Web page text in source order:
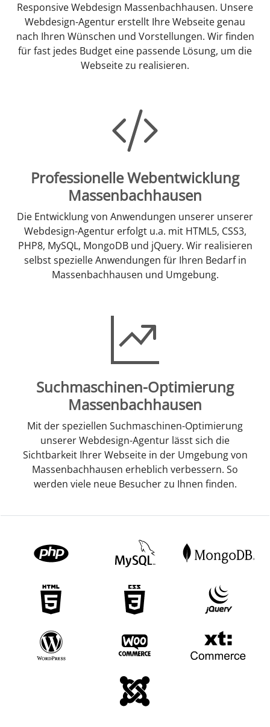
Responsive Webdesign Massenbachhausen. Unsere
Webdesign-Agentur erstellt Ihre Webseite genau
nach Ihren Wünschen und Vorstellungen. Wir finden
für fast jedes Budget eine passende Lösung, um die
Webseite zu realisieren.
Professionelle Webentwicklung
Massenbachhausen
Die Entwicklung von Anwendungen unserer unserer
Webdesign-Agentur erfolgt u.a. mit HTML5, CSS3,
PHP8, MySQL, MongoDB und jQuery. Wir realisieren
selbst spezielle Anwendungen für Ihren Bedarf in
Massenbachhausen und Umgebung.
Suchmaschinen-Optimierung
Massenbachhausen
Mit der speziellen Suchmaschinen-Optimierung
unserer Webdesign-Agentur lässt sich die
Sichtbarkeit Ihrer Webseite in der Umgebung von
Massenbachhausen erheblich verbessern. So
werden viele neue Besucher zu Ihnen finden.